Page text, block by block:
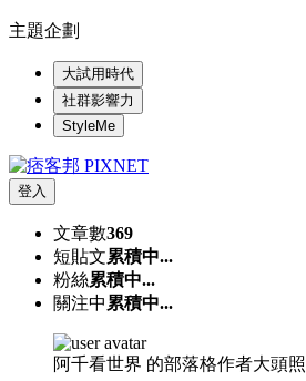
主題企劃
大試用時代
社群影響力
StyleMe
登入
文章數369
短貼文累積中...
粉絲累積中...
關注中 累積中...
阿千看世界 的部落格作者大頭照